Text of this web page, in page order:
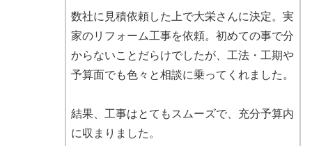
数社に見積依頼した上で大栄さんに決定。実
家のリフォーム工事を依頼。初めての事で分
からないことだらけでしたが、工法・工期や
予算面でも色々と相談に乗ってくれました。
結果、工事はとてもスムーズで、充分予算内
に収まりました。